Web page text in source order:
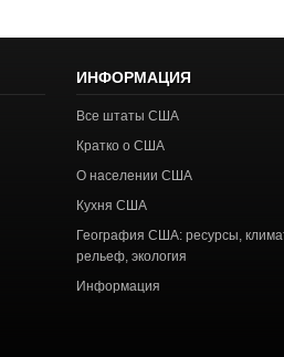
ИНФОРМАЦИЯ
Все штаты США
Кратко о США
О населении США
Кухня США
География США: ресурсы,
рельеф, экология
Информация